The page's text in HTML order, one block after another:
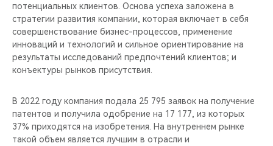
потенциальных клиентов. Основа успеха заложена в
стратегии развития компании, которая включает в себя
совершенствование бизнес-процессов, применение
инноваций и технологий и сильное ориентирование на
результаты исследований предпочтений клиентов; и
конъектуры рынков присутствия.
В 2022 году компания подала 25 795 заявок на получение
патентов и получила одобрение на 17 177, из которых
37% приходятся на изобретения. На внутреннем рынке
такой объем является лучшим в отрасли и